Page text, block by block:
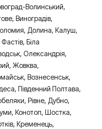
Волинський,
Виноградів,
Долина, Калуш,
Біла
Олександрія,
Жовква,
Вознесенськ,
Південний Полтава,
Рівне, Дубно,
Конотоп, Шостка,
Кременець,